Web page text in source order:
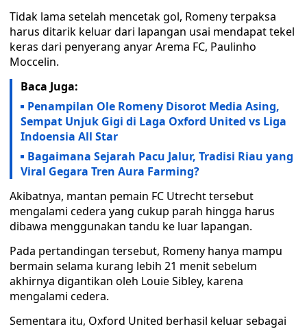
Tidak lama setelah mencetak gol, Romeny terpaksa
harus ditarik keluar dari lapangan usai mendapat tekel
keras dari penyerang anyar Arema FC, Paulinho
Moccelin.
Baca Juga:
Penampilan Ole Romeny Disorot Media Asing,
Sempat Unjuk Gigi di Laga Oxford United vs Liga
Indoensia All Star
Bagaimana Sejarah Pacu Jalur, Tradisi Riau yang
Viral Gegara Tren Aura Farming?
Akibatnya, mantan pemain FC Utrecht tersebut
mengalami cedera yang cukup parah hingga harus
dibawa menggunakan tandu ke luar lapangan.
Pada pertandingan tersebut, Romeny hanya mampu
bermain selama kurang lebih 21 menit sebelum
akhirnya digantikan oleh Louie Sibley, karena
mengalami cedera.
Sementara itu, Oxford United berhasil keluar sebagai